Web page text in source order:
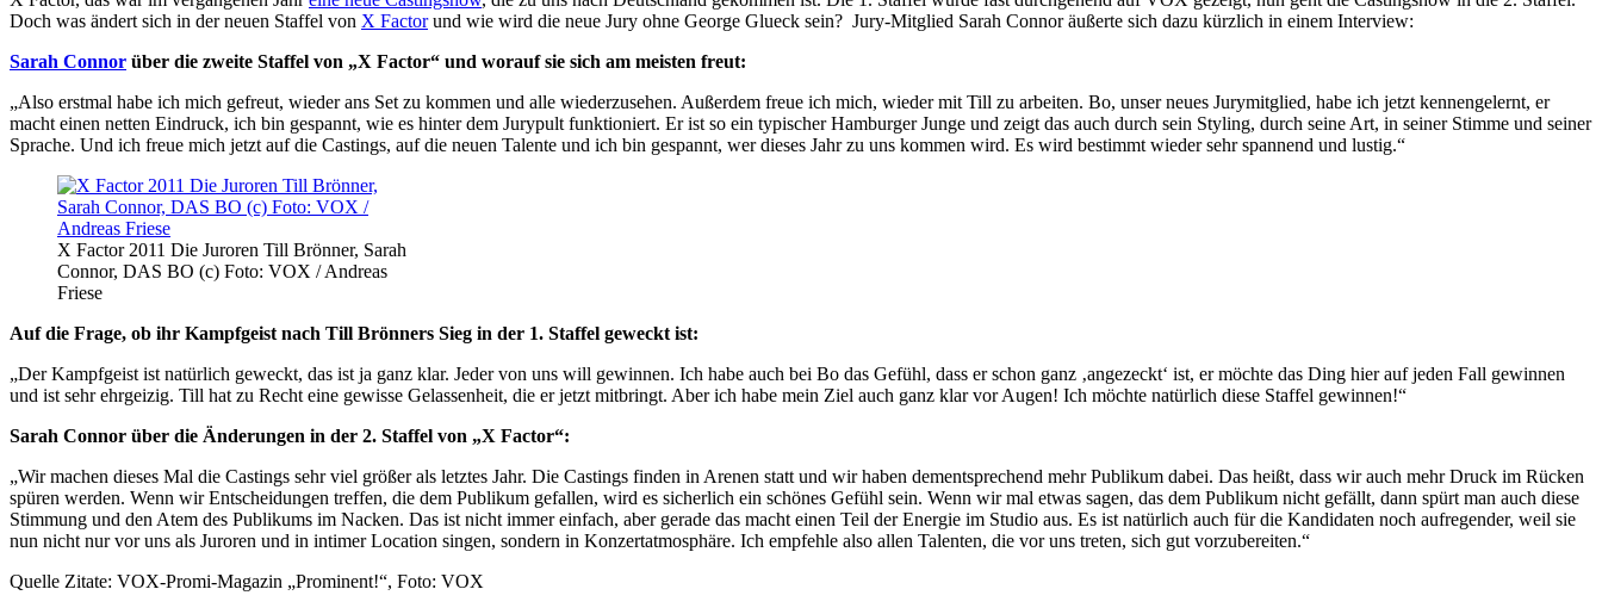
Doch was ändert sich in der neuen Staffel von X Factorund wie wird die neue Jury ohne George Glueck sein? Jury-Mitglied Sarah Connor äußerte sich dazu kürzlich in einem Interview:
Sarah Connor über die zweite Staffel von „X Factor“ und worauf sie sich am meisten freut:
„Also erstmal habe ich mich gefreut, wieder ans Set zu kommen und alle wiederzusehen. Außerdem freue ich mich, wieder mit Till zu arbeiten. Bo, unser neues Jurymitglied, habe ich jetzt kennengelernt, er
macht einen netten Eindruck, ich bin gespannt, wie es hinter dem Jurypult funktioniert. Er ist so ein typischer Hamburger Junge und zeigt das auch durch sein Styling, durch seine Art, in seiner Stimme und seiner
Sprache. Und ich freue mich jetzt auf die Castings, auf die neuen Talente und ich bin gespannt, wer dieses Jahr zu uns kommen wird. Es wird bestimmt wieder sehr spannend und lustig.“
X Factor 2011 Die Juroren Till Brönner, Sarah
Connor, DAS BO (c) Foto: VOX / Andreas
Friese
Auf die Frage, ob ihr Kampfgeist nach Till Brönners Sieg in der 1. Staffel geweckt ist:
„Der Kampfgeist ist natürlich geweckt, das ist ja ganz klar. Jeder von uns will gewinnen. Ich habe auch bei Bo das Gefühl, dass er schon ganz ‚angezeckt‘ ist, er möchte das Ding hier auf jeden Fall gewinnen
und ist sehr ehrgeizig. Till hat zu Recht eine gewisse Gelassenheit, die er jetzt mitbringt. Aber ich habe mein Ziel auch ganz klar vor Augen! Ich möchte natürlich diese Staffel gewinnen!“
Sarah Connor über die Änderungen in der 2. Staffel von „X Factor“:
„Wir machen dieses Mal die Castings sehr viel größer als letztes Jahr. Die Castings finden in Arenen statt und wir haben dementsprechend mehr Publikum dabei. Das heißt, dass wir auch mehr Druck im Rücken
spüren werden. Wenn wir Entscheidungen treffen, die dem Publikum gefallen, wird es sicherlich ein schönes Gefühl sein. Wenn wir mal etwas sagen, das dem Publikum nicht gefällt, dann spürt man auch diese
Stimmung und den Atem des Publikums im Nacken. Das ist nicht immer einfach, aber gerade das macht einen Teil der Energie im Studio aus. Es ist natürlich auch für die Kandidaten noch aufregender, weil sie
nun nicht nur vor uns als Juroren und in intimer Location singen, sondern in Konzertatmosphäre. Ich empfehle also allen Talenten, die vor uns treten, sich gut vorzubereiten.“
Quelle Zitate: VOX-Promi-Magazin „Prominent!“, Foto: VOX